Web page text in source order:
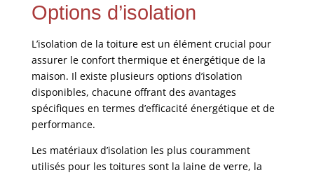
Options d’isolation
L’isolation de la toiture est un élément crucial pour
assurer le confort thermique et énergétique de la
maison. Il existe plusieurs options d’isolation
disponibles, chacune offrant des avantages
spécifiques en termes d’efficacité énergétique et de
performance.
Les matériaux d’isolation les plus couramment
utilisés pour les toitures sont la laine de verre, la